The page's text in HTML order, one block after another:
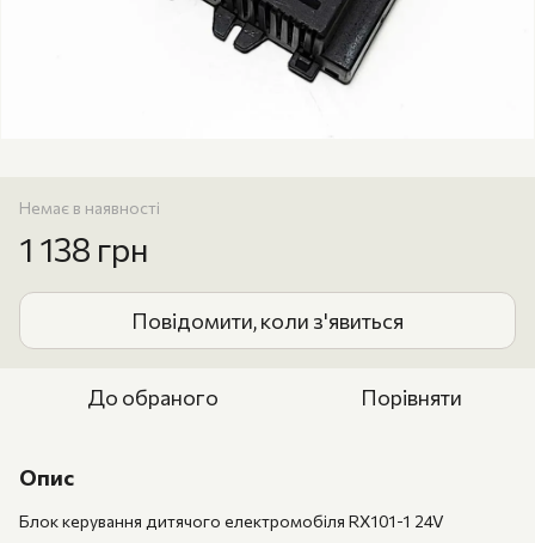
Немає в наявності
1 138 грн
Повідомити, коли з'явиться
До обраного Порівняти
Опис
Блок керування дитячого електромобіля RX101-1 24V